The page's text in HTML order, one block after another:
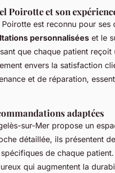
Poirotte et son
est reconnu pour ses
personnalisées et le
que chaque patient reçoit
envers la satisfaction
et de réparation,
adaptées
sur-Mer propose un
détaillée, ils présentent
de chaque
qui augmentent la